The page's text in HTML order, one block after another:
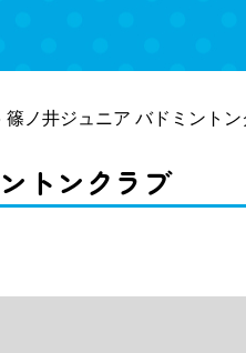
篠ノ井ジュニア バドミント
トンクラブ